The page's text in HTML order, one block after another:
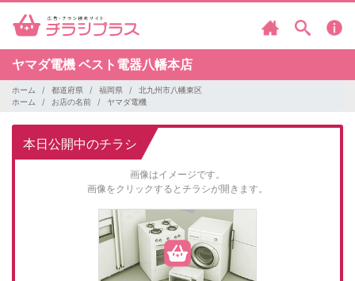
ヤマダ電機 ベスト電器八幡本店
ホーム 都道府県 福岡県
北九州市八幡東区
ホーム
お店の名前 ヤマダ電機
本日公開中のチラシ
画像はイメージです。
画像をクリックするとチラシが開きます。